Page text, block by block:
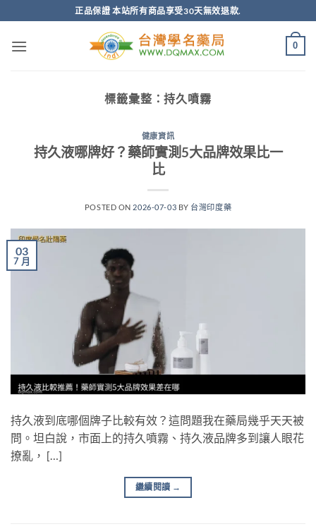
轉
正品保證 本站所有商品享受30天無效退款.
0
標籤彙整：持久噴霧
健康資訊
持久液哪牌好？藥師實測5大品牌效果比一
比
POSTED ON 2026-07-03 BY 台灣印度藥
03
7 月
持久液到底哪個牌子比較有效？這問題我在藥局幾乎天天被
問。坦白說，市面上的持久噴霧、持久液品牌多到讓人眼花
撩亂， […]
繼續閱讀 →